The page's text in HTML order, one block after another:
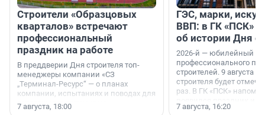
Строители «Образцовых
кварталов» встречают
профессиональный
праздник на работе
В преддверии Дня строителя топ-
менеджеры компании «СЗ
„Терминал-Ресурс“ — о планах
компании, испытаниях и поводах для
осторожного оптимизма.
7 августа, 18:00
ГЭС, марки,
ВВП: в ГК «ПСК»
об истории Дня
2026-й — юбилейный
профессионального
строителей. 9 августа
строителя будет
раз. В ГК «ПСК»
поменялась роль
7 августа, 16:20